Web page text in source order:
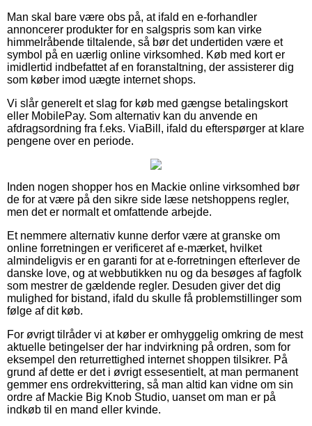
Man skal bare være obs på, at ifald en e-forhandler
annoncerer produkter for en salgspris som kan virke
himmelråbende tiltalende, så bør det undertiden være et
symbol på en uærlig online virksomhed. Køb med kort er
imidlertid indbefattet af en foranstaltning, der assisterer dig
som køber imod uægte internet shops.
Vi slår generelt et slag for køb med gængse betalingskort
eller MobilePay. Som alternativ kan du anvende en
afdragsordning fra f.eks. ViaBill, ifald du efterspørger at klare
pengene over en periode.
Inden nogen shopper hos en Mackie online virksomhed bør
de for at være på den sikre side læse netshoppens regler,
men det er normalt et omfattende arbejde.
Et nemmere alternativ kunne derfor være at granske om
online forretningen er verificeret af e-mærket, hvilket
almindeligvis er en garanti for at e-forretningen efterlever de
danske love, og at webbutikken nu og da besøges af fagfolk
som mestrer de gældende regler. Desuden giver det dig
mulighed for bistand, ifald du skulle få problemstillinger som
følge af dit køb.
For øvrigt tilråder vi at køber er omhyggelig omkring de mest
aktuelle betingelser der har indvirkning på ordren, som for
eksempel den returrettighed internet shoppen tilsikrer. På
grund af dette er det i øvrigt essesentielt, at man permanent
gemmer ens ordrekvittering, så man altid kan vidne om sin
ordre af Mackie Big Knob Studio, uanset om man er på
indkøb til en mand eller kvinde.